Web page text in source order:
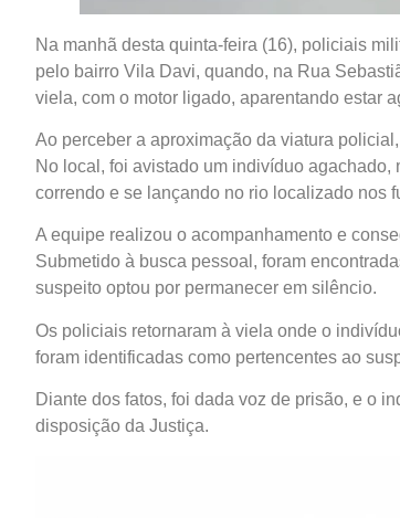
Na manhã desta quinta-feira (16), policiais
pelo bairro Vila Davi, quando, na Rua
viela, com o motor ligado, aparentando estar
Ao perceber a aproximação da viatura
No local, foi avistado um indivíduo
correndo e se lançando no rio localizado nos
A equipe realizou o acompanhamento e
Submetido à busca pessoal, foram
suspeito optou por permanecer em silêncio.
Os policiais retornaram à viela onde o
foram identificadas como pertencentes ao
Diante dos fatos, foi dada voz de prisão, e o
disposição da Justiça.